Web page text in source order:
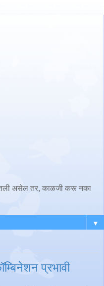
असेल तर, काळजी करू नका
▼
प्रभावी